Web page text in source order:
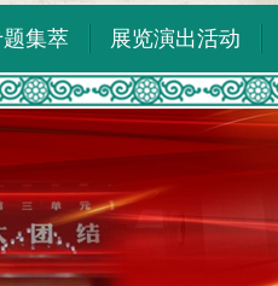
集萃 展览演出活动